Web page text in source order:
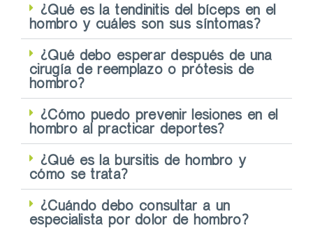
¿Qué es la tendinitis del bíceps en el
hombro y cuáles son sus síntomas?
¿Qué debo esperar después de una
cirugía de reemplazo o prótesis de
hombro?
¿Cómo puedo prevenir lesiones en el
hombro al practicar deportes?
¿Qué es la bursitis de hombro y
cómo se trata?
¿Cuándo debo consultar a un
especialista por dolor de hombro?